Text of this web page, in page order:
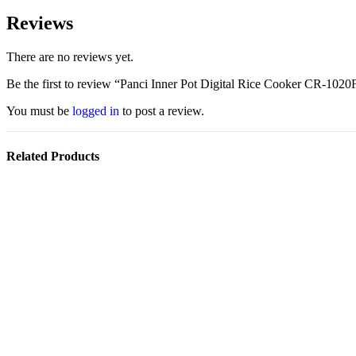
Reviews
There are no reviews yet.
Be the first to review “Panci Inner Pot Digital Rice Cooker CR-
You must be logged in to post a review.
Related Products